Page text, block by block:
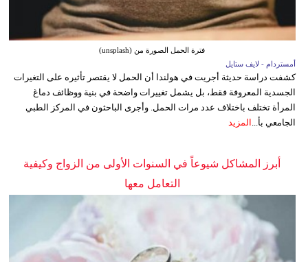
فترة الحمل الصورة من (unsplash)
أمستردام - لايف ستايل
كشفت دراسة حديثة أجريت في هولندا أن الحمل لا يقتصر تأثيره على التغيرات
الجسدية المعروفة فقط، بل يشمل تغييرات واضحة في بنية ووظائف دماغ
المرأة تختلف باختلاف عدد مرات الحمل. وأجرى الباحثون في المركز الطبي
الجامعي بأ... المزيد
أبرز المشاكل شيوعاً في السنوات الأولى من الزواج وكيفية
التعامل معها